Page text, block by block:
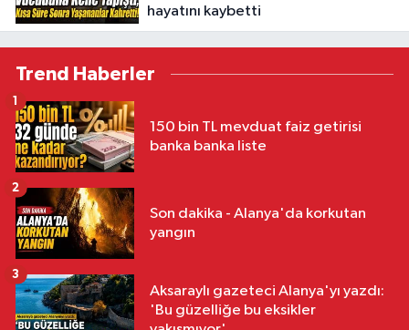
hayatını kaybetti
Trend Haberler
150 bin TL mevduat faiz getirisi
banka banka liste
1
Son dakika - Alanya'da korkutan
yangın
2
Aksaraylı gazeteci Alanya'yı yazdı:
'Bu güzelliğe bu eksikler
3